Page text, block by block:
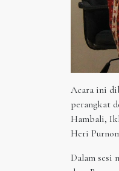
Acara ini
perangkat
Hambali,
Heri
Dalam sesi